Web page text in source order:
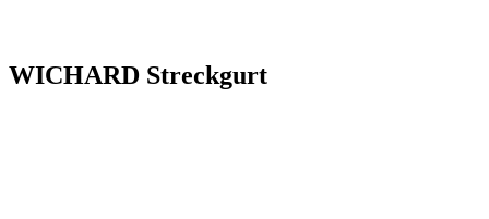
WICHARD Streckgurt